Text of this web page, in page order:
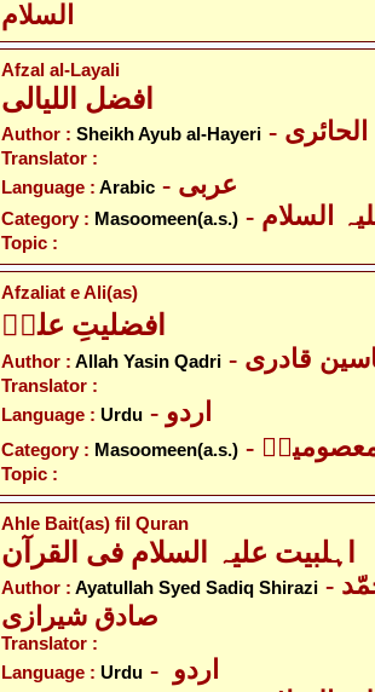
السلام
Afzal al-Layali
افضل اللیالی
Author : Sheikh Ayub al-Hayeri
Translator :
Language : Arabic - عربی
Category : Masoomeen(a.s.)
Topic :
Afzaliat e Ali(as)
افضلیتِ علیؑ
Author : Allah Yasin Qadri قادری
Translator :
Language : Urdu - اردو
Category : Masoomeen(a.s.) معصومینؑ
Topic :
Ahle Bait(as) fil Quran
Author : Ayatullah Syed Sadiq Shirazi - آیت اللہ سیّد محمّد
صادق شیرازی
Translator :
Language : Urdu